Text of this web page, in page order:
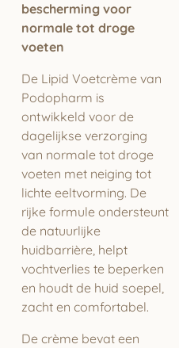
bescherming voor
normale tot droge
voeten
De Lipid Voetcrème van
Podopharm is
ontwikkeld voor de
dagelijkse verzorging
van normale tot droge
voeten met neiging tot
lichte eeltvorming. De
rijke formule ondersteunt
de natuurlijke
huidbarrière, helpt
vochtverlies te beperken
en houdt de huid soepel,
zacht en comfortabel.
De crème bevat een